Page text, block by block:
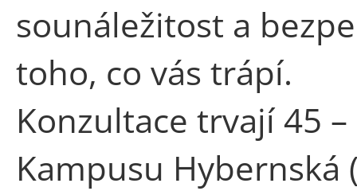
sounáležitost a
toho, co vás trápí.
Konzultace trvají 45
Kampusu Hybernská